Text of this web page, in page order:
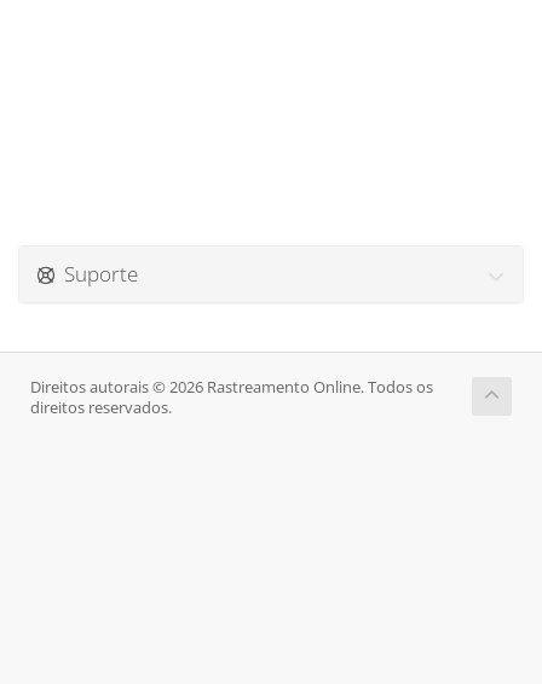
Suporte
Direitos autorais © 2026 Rastreamento Online. Todos os
direitos reservados.